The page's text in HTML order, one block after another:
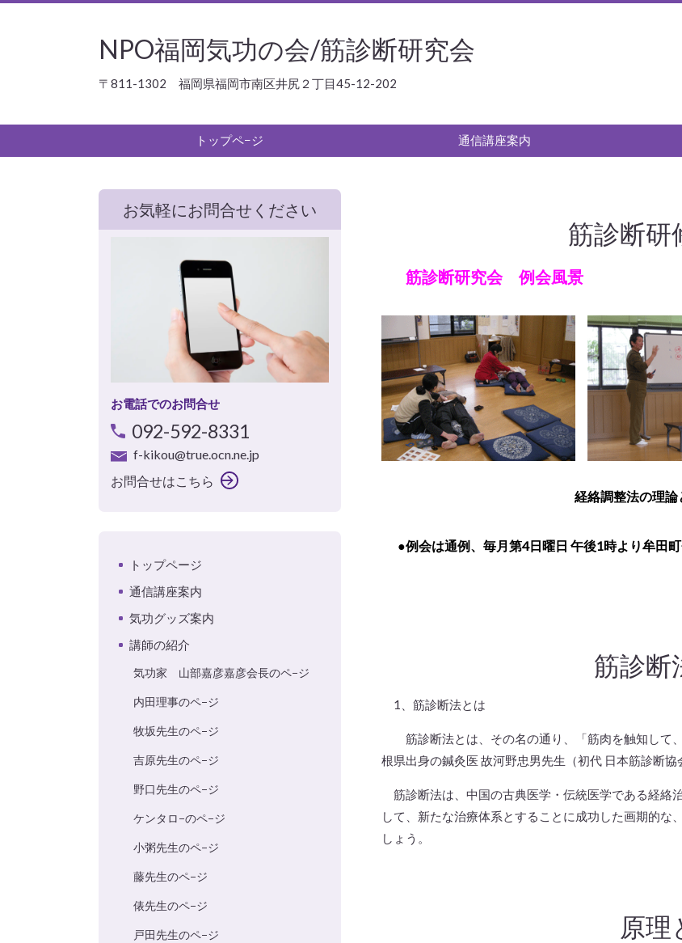
NPO福岡気功の会/筋診断研究会
〒811-1302 福岡県福岡市南区井尻２丁目45-12-202
トップペ−ジ 通信講座案内
筋診断研
筋診断研究会 例会風景
経絡調整法の理論
●例会は通例、毎月第4日曜日 午後1時より牟田町
筋診断
1、筋診断法とは
筋診断法とは、その名の通り、「筋肉を触知して
根県出身の鍼灸医 故河野忠男先生（初代 日本筋診断
筋診断法は、中国の古典医学・伝統医学である経絡
して、新たな治療体系とすることに成功した画期的な
しょう。
原理
お気軽にお問合せください
お電話でのお問合せ
092-592-8331
f-kikou@true.ocn.ne.jp
お問合せはこちら
トップページ
通信講座案内
気功グッズ案内
講師の紹介
気功家 山部嘉彦嘉彦会長のペ−ジ
内田理事のペ−ジ
牧坂先生のペ−ジ
吉原先生のペ−ジ
野口先生のペ−ジ
ケンタロ−のペ−ジ
小粥先生のペ−ジ
藤先生のペ−ジ
俵先生のペ−ジ
戸田先生のペ−ジ